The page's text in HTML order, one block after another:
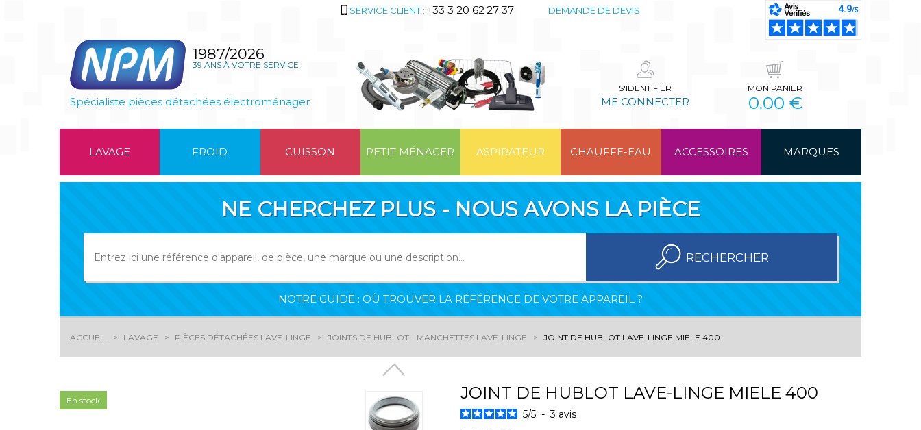
SERVICE CLIENT : +33 3 20 62 27 37 DEMANDE DE DEVIS
1987/2026
39 ANS À VOTRE SERVICE
Spécialiste pièces détachées électroménager
S'IDENTIFIER
ME CONNECTER
MON PANIER
0.00 €
LAVAGE FROID CUISSON PETIT MÉNAGER ASPIRATEUR CHAUFFE-EAU ACCESSOIRES MARQUES
NE CHERCHEZ PLUS - NOUS AVONS LA PIÈCE
RECHERCHER
NOTRE GUIDE : OÙ TROUVER LA RÉFÉRENCE DE VOTRE APPAREIL ?
ACCUEIL LAVAGE PIÈCES DÉTACHÉES LAVE-LINGE JOINTS DE HUBLOT - MANCHETTES LAVE-LINGE JOINT DE HUBLOT LAVE-LINGE MIELE 400
En stock JOINT DE HUBLOT LAVE-LINGE MIELE 400
5/5 - 3 avis